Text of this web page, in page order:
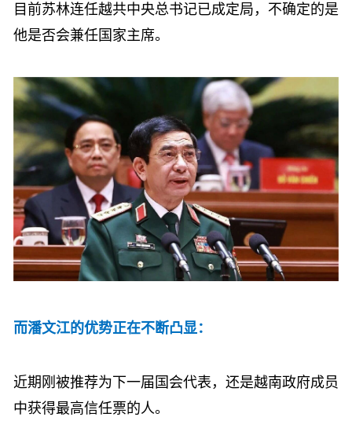
目前苏林连任越共中央总书记已成定局，不确定的是
他是否会兼任国家主席。
而潘文江的优势正在不断凸显：
近期刚被推荐为下一届国会代表，还是越南政府成员
中获得最高信任票的人。